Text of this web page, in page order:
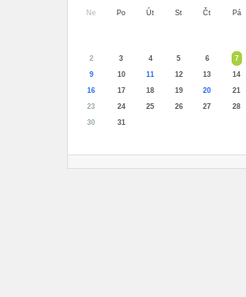
Ne Po Út St Čt Pá
2
3 4 5 6 7
9
10 11 12 13 14
16
17 18 19 20 21
23
24 25 26 27 28
30
31